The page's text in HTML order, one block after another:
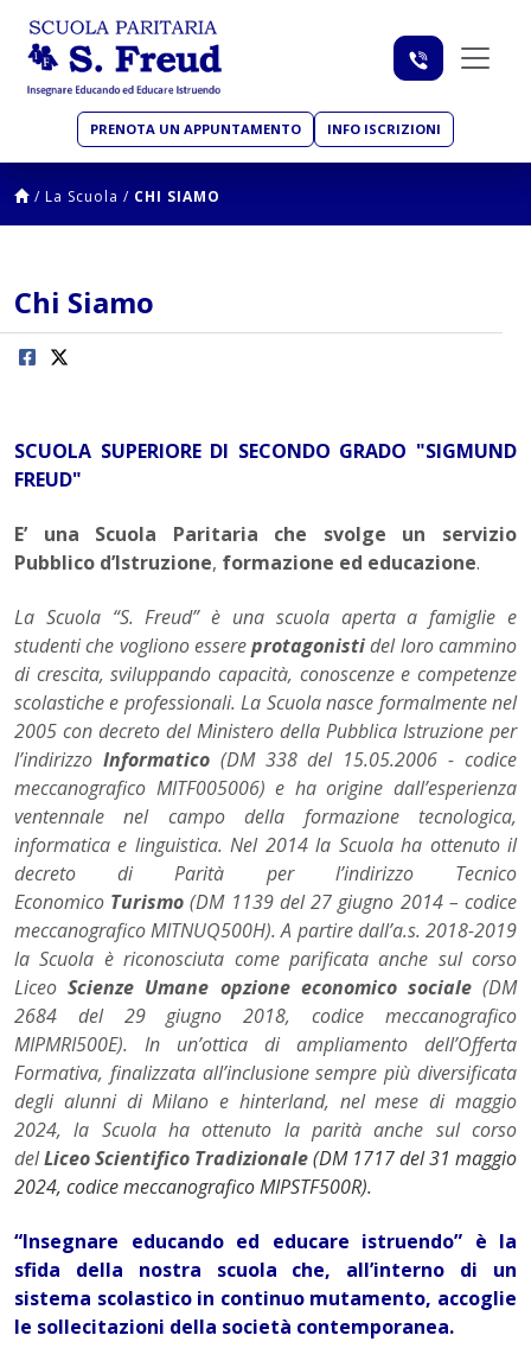
PRENOTA UN APPUNTAMENTO INFO ISCRIZIONI
/ La Scuola / CHI SIAMO
Chi Siamo
SCUOLA SUPERIORE DI SECONDO GRADO "SIGMUND
FREUD"
E’ una Scuola Paritaria che svolge un servizio
Pubblico d’Istruzione, formazione ed educazione.
La Scuola “S. Freud” è una scuola aperta a famiglie e
studenti che vogliono essereprotagonistidel loro cammino
di crescita, sviluppando capacità, conoscenze e competenze
scolastiche e professionali. La Scuola nasce formalmente nel
2005 con decreto del Ministero della Pubblica Istruzione per
l’indirizzo Informatico(DM 338 del 15.05.2006 - codice
meccanografico MITF005006) e ha origine dall’esperienza
ventennale nel campo della formazione tecnologica,
informatica e linguistica. Nel 2014 la Scuola ha ottenuto il
decreto di Parità per l’indirizzo Tecnico
Economico Turismo(DM 1139 del 27 giugno 2014 – codice
meccanografico MITNUQ500H). A partire dall’a.s. 2018-2019
la Scuola è riconosciuta come parificata anche sul corso
LiceoScienze Umane opzione economico sociale(DM
2684 del 29 giugno 2018, codice meccanografico
MIPMRI500E). In un’ottica di ampliamento dell’Offerta
Formativa, finalizzata all’inclusione sempre più diversificata
degli alunni di Milano e hinterland, nel mese di maggio
2024, la Scuola ha ottenuto la parità anche sul corso
delLiceoScientifico Tradizionale(DM 1717 del 31 maggio
2024, codice meccanografico MIPSTF500R).
“Insegnare educando ed educare istruendo” è la
sfida della nostra scuola che, all’interno di un
sistema scolastico in continuo mutamento, accoglie
le sollecitazioni della società contemporanea.